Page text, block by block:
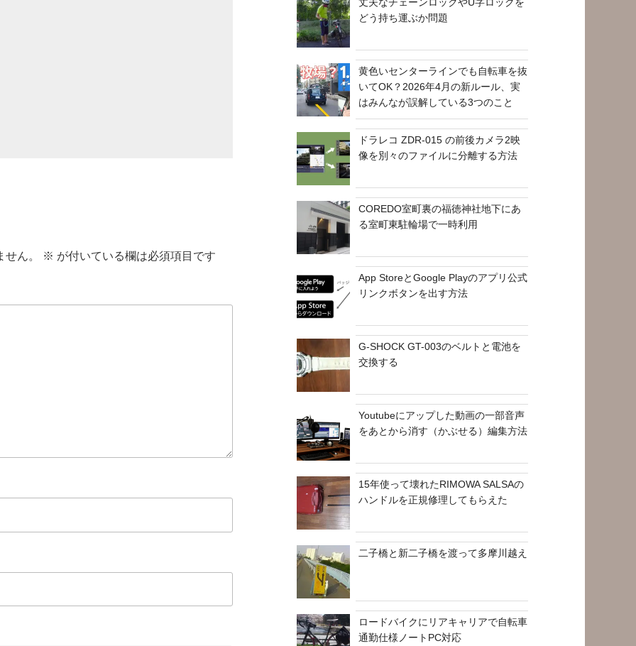
ん。 ※ が付いている欄は必須項目です
どう持ち運ぶか問題
黄色いセンターラインでも自転車を抜
いてOK？2026年4月の新ルール、実
はみんなが誤解している3つのこと
ドラレコ ZDR-015 の前後カメラ2映
像を別々のファイルに分離する方法
COREDO室町裏の福徳神社地下にあ
る室町東駐輪場で一時利用
App StoreとGoogle Playのアプリ公式
リンクボタンを出す方法
G-SHOCK GT-003のベルトと電池を
交換する
Youtubeにアップした動画の一部音声
をあとから消す（かぶせる）編集方法
15年使って壊れたRIMOWA SALSAの
ハンドルを正規修理してもらえた
二子橋と新二子橋を渡って多摩川越え
ロードバイクにリアキャリアで自転車
通勤仕様ノートPC対応